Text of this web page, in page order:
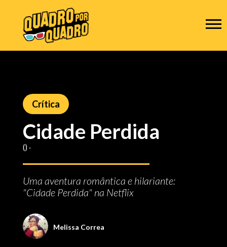
Crítica
Cidade Perdida
() ‧
Uma aventura romântica e hilariante:
"Cidade Perdida" na Netflix
Melissa Correa